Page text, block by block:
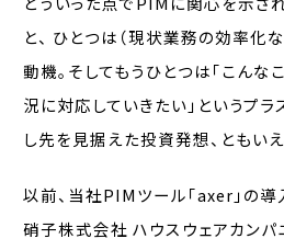
と、 ひとつは（現状業務の効率化
動機。そしてもうひとつは「こんな
況に対応していきたい」というプ
し先を見据えた投資発想、ともい
以前、当社PIMツール「axer」の導
硝子株式会社 ハウスウェアカン